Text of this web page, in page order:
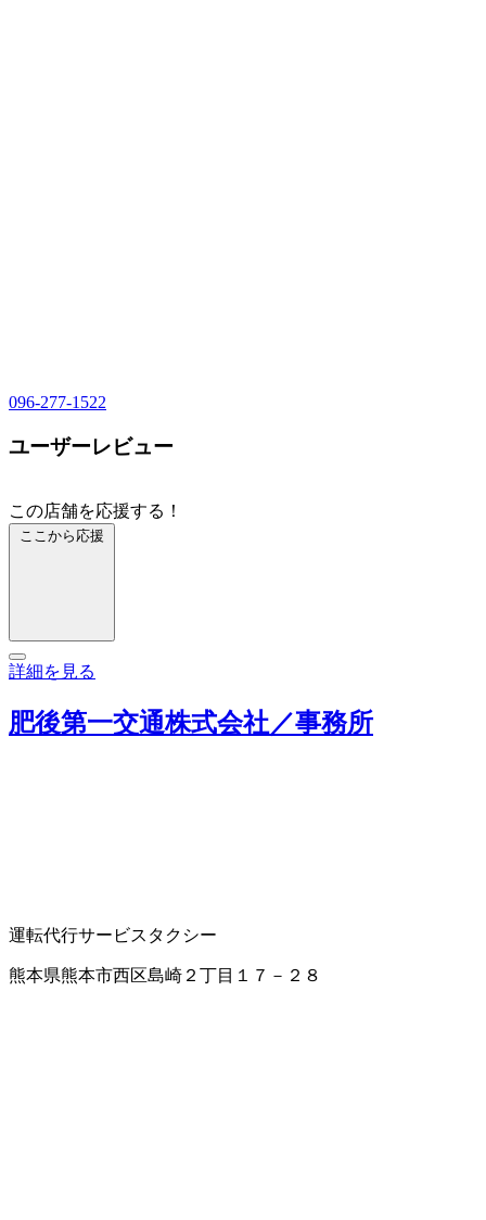
096-277-1522
ユーザーレビュー
この店舗を応援する！
ここから応援
詳細を見る
肥後第一交通株式会社／事務所
運転代行サービス タクシー
熊本県熊本市西区島崎２丁目１７－２８